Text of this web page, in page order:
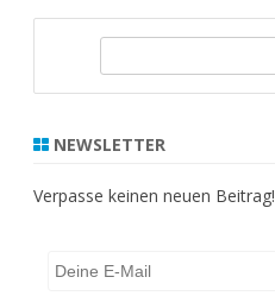
r
h
NEWSLETTER
Verpasse keinen neuen Beitrag!